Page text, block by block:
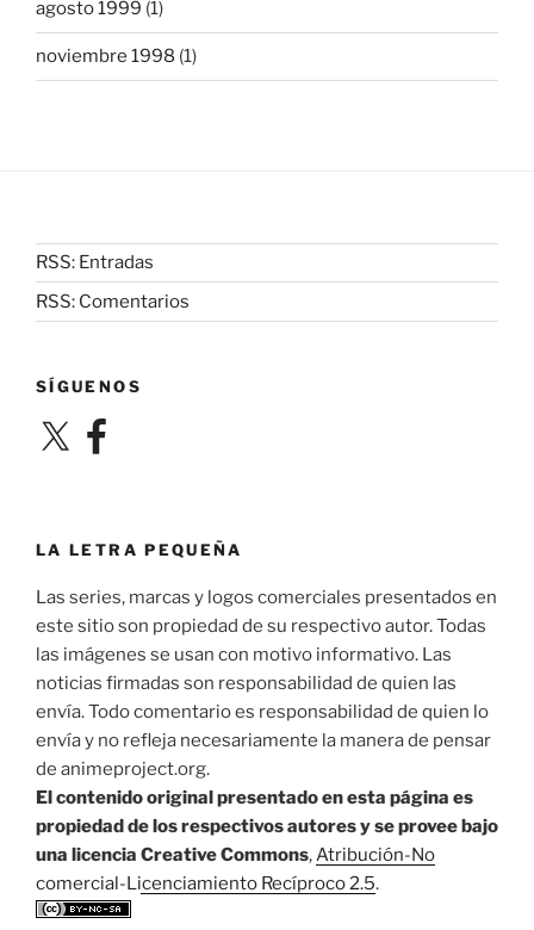
agosto 1999 (1)
noviembre 1998 (1)
RSS: Entradas
RSS: Comentarios
SÍGUENOS
X Facebook
LA LETRA PEQUEÑA
Las series, marcas y logos comerciales presentados en
este sitio son propiedad de su respectivo autor. Todas
las imágenes se usan con motivo informativo. Las
noticias firmadas son responsabilidad de quien las
envía. Todo comentario es responsabilidad de quien lo
envía y no refleja necesariamente la manera de pensar
de animeproject.org.
El contenido original presentado en esta página es
propiedad de los respectivos autores y se provee bajo
una licencia Creative Commons,Atribución-No
comercial-Licenciamiento Recíproco 2.5.